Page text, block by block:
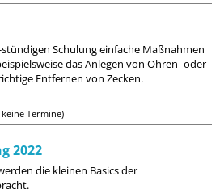
Schulung einfache Maßnahmen
das Anlegen von Ohren- oder
Entfernen von Zecken.
Termine)
2022
die kleinen Basics der